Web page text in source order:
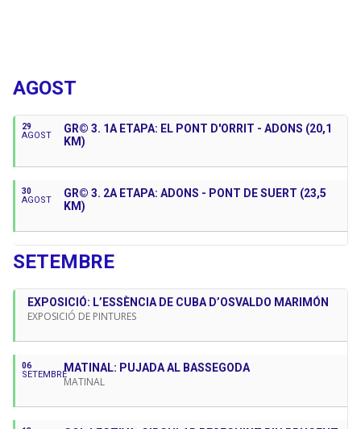
AGOST
29
AGOST
GR© 3. 1A ETAPA: EL PONT D'ORRIT - ADONS (20,1
KM)
30
AGOST
GR© 3. 2A ETAPA: ADONS - PONT DE SUERT (23,5
KM)
SETEMBRE
EXPOSICIÓ: L’ESSÈNCIA DE CUBA D’OSVALDO MARIMÓN
EXPOSICIÓ DE PINTURES
06
SETEMBRE
MATINAL: PUJADA AL BASSEGODA
MATINAL